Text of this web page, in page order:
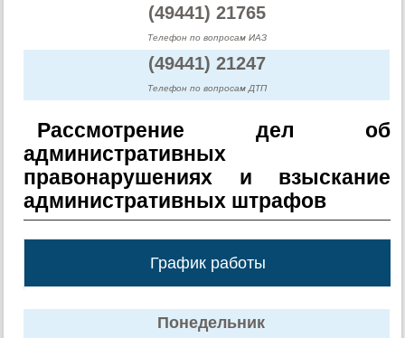
(49441) 21765
Телефон по вопросам ИАЗ
(49441) 21247
Телефон по вопросам ДТП
Рассмотрение дел об
административных
правонарушениях и взыскание
административных штрафов
График работы
Понедельник